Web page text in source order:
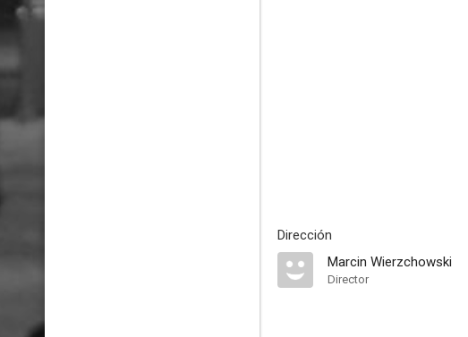
Dirección
Marcin Wierzchowski
Director